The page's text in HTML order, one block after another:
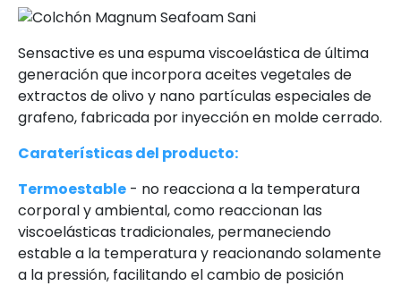
Sensactive es una espuma viscoelástica de última
generación que incorpora aceites vegetales de
extractos de olivo y nano partículas especiales de
grafeno, fabricada por inyección en molde cerrado.
Caraterísticas del producto:
Termoestable - no reacciona a la temperatura
corporal y ambiental, como reaccionan las
viscoelásticas tradicionales, permaneciendo
estable a la temperatura y reacionando solamente
a la pressión, facilitando el cambio de posición